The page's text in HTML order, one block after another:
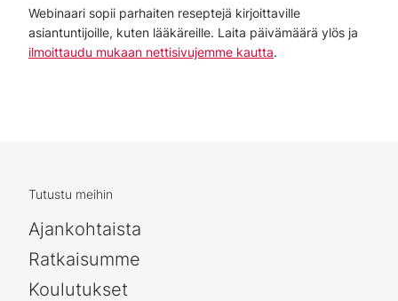
Webinaari sopii parhaiten reseptejä kirjoittaville
asiantuntijoille, kuten lääkäreille. Laita päivämäärä ylös ja
ilmoittaudu mukaan nettisivujemme kautta.
Tutustu meihin
Ajankohtaista
Ratkaisumme
Koulutukset